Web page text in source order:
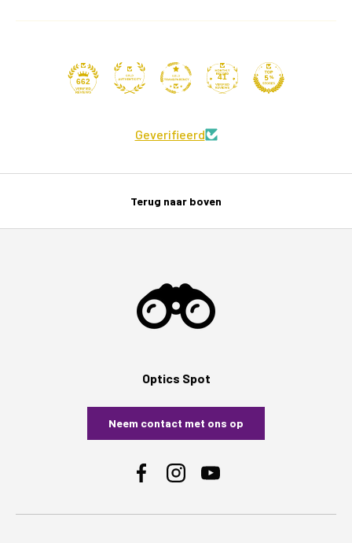
662
41
Geverifieerd
Terug naar boven
Optics Spot
Neem contact met ons op
FacebookInstagramYouTube